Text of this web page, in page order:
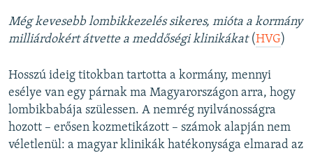
Még kevesebb lombikkezelés sikeres, mióta a kormány
milliárdokért átvette a meddőségi klinikákat(HVG)
Hosszú ideig titokban tartotta a kormány, mennyi
esélye van egy párnak ma Magyarországon arra, hogy
lombikbabája szülessen. A nemrég nyilvánosságra
hozott – erősen kozmetikázott – számok alapján nem
véletlenül: a magyar klinikák hatékonysága elmarad az